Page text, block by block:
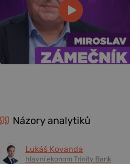
Názory analytiků
Lukáš Kovanda
hlavní ekonom Trinity Bank